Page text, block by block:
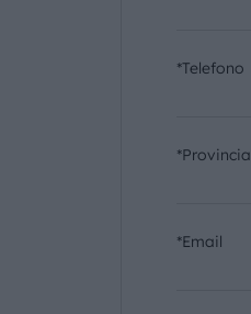
*Telefono
*Provincia
*Email